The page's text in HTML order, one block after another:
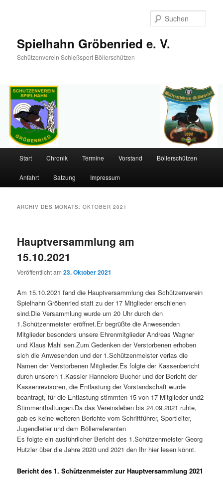
Spielhahn Gröbenried e. V.
Schützenverein Schießsport Böllerschützen
Zum
primären
Zum
sekundären
Start Chronik Termine Vorstand Böllerschützen
Anfahrt Satzung Impressum
ARCHIV DES MONATS:OKTOBER 2021
Hauptversammlung am
15.10.2021
Veröffentlicht am23. Oktober 2021
Am 15.10.2021 fand die Hauptversammlung des Schützenverein
Spielhahn Gröbenried statt zu der 17 Mitglieder erschienen
sind.Die Versammlung wurde um 20 Uhr durch den
1.Schützenmeister eröffnet.Er begrüßte die Anwesenden
Mitglieder besonders unsere Ehrenmitglieder Andreas Wagner
und Klaus Mahl sen.Zum Gedenken der Verstorbenen erhoben
sich die Anwesenden und der 1.Schützenmeister verlas die
Namen der Verstorbenen Mitglieder.Es folgte der Kassenbericht
durch unseren 1.Kassier Hannelore Bucher und der Bericht der
Kassenrevisoren, die Entlastung der Vorstandschaft wurde
beantragt, für die Entlastung stimmten 15 von 17 Mitglieder und2
Stimmenthaltungen.Da das Vereinsleben bis 24.09.2021 ruhte,
gab es keine weiteren Berichte vom Schriftführer, Sportleiter,
Jugendleiter und dem Böllerreferenten
Es folgte ein ausführlicher Bericht des 1.Schützenmeister Georg
Hutzler über die Jahre 2020 und 2021 den Ihr hier lesen könnt.
Bericht des 1. Schützenmeister zur Hauptversammlung 2021